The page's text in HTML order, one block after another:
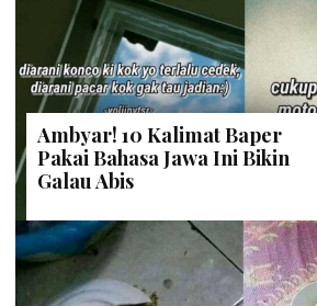
Ambyar! 10 Kalimat Baper
Pakai Bahasa Jawa Ini Bikin
Galau Abis